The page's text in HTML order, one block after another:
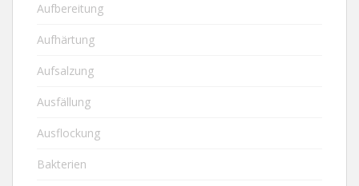
Aufbereitung
Aufhärtung
Aufsalzung
Ausfällung
Ausflockung
Bakterien